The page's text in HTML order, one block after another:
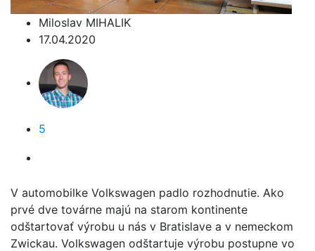
Miloslav MIHALIK
17.04.2020
5
V automobilke Volkswagen padlo rozhodnutie. Ako
prvé dve továrne majú na starom kontinente
odštartovať výrobu u nás v Bratislave a v nemeckom
Zwickau. Volkswagen odštartuje výrobu postupne vo